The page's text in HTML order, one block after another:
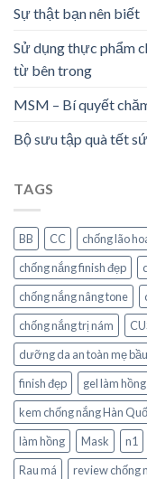
Sự thật bạn nên biết
Sử dụng thực phẩm
từ bên trong
MSM – Bí quyết
Bộ sưu tập quà tết
TAGS
BB CC chống lão
chống nắng finish đẹp
chống nắng nâng tone
chống nắng trị nám
dưỡng da an toàn mẹ bầu
finish đẹp
gel làm hồng
kem chống nắng Hàn
làm hồng
Mask n1
Rau má
review chống